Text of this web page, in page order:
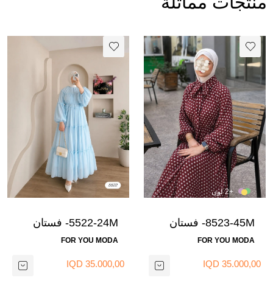
+2 لون
8523-45M- فستان
شيفون ماروني 3
FOR YOU MODA
35.000,00 IQD
5522-24M- فستان
شيفون -سمائي 5
FOR YOU MODA
35.000,00 IQD